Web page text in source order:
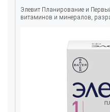
Элевит Планирование и
витаминов и минералов,